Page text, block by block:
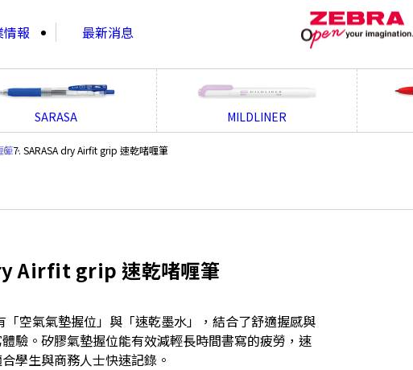
報 最新消息
SARASA MILDLINER
筆・ SARASA dry Airfit grip 速乾啫喱筆
Airfit grip 速乾啫喱筆
「空氣氣墊握位」與「速乾墨水」，結合了舒適握感與
驗。矽膠氣墊握位能有效減輕長時間書寫的疲勞，速
學生與商務人士快速記錄。